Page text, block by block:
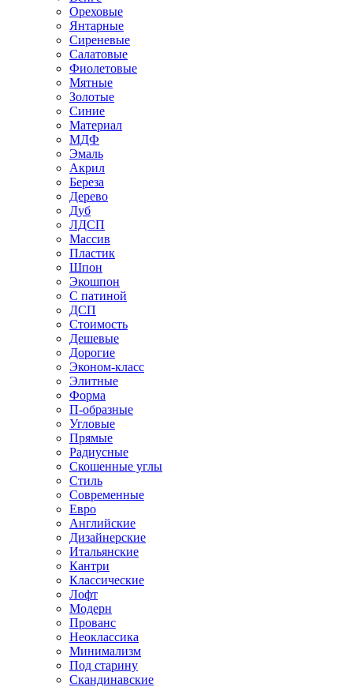
Ореховые
Янтарные
Сиреневые
Салатовые
Фиолетовые
Мятные
Золотые
Синие
Материал
МДФ
Эмаль
Акрил
Береза
Дерево
Дуб
ЛДСП
Массив
Пластик
Шпон
Экошпон
С патиной
ДСП
Стоимость
Дешевые
Дорогие
Эконом-класс
Элитные
Форма
П-образные
Угловые
Прямые
Радиусные
Скошенные углы
Стиль
Современные
Евро
Английские
Дизайнерские
Итальянские
Кантри
Классические
Лофт
Модерн
Прованс
Неоклассика
Минимализм
Под старину
Скандинавские